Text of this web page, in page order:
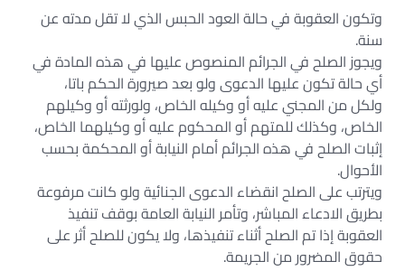
وتكون العقوبة في حالة العود الحبس الذي لا تقل مدته عن
سنة.
ويجوز الصلح في الجرائم المنصوص عليها في هذه المادة في
أي حالة تكون عليها الدعوى ولو بعد صيرورة الحكم باتا،
ولكل من المجني عليه أو وكيله الخاص، ولورثته أو وكيلهم
الخاص، وكذلك للمتهم أو المحكوم عليه أو وكيلهما الخاص،
إثبات الصلح في هذه الجرائم أمام النيابة أو المحكمة بحسب
الأحوال.
ويترتب على الصلح انقضاء الدعوى الجنائية ولو كانت مرفوعة
بطريق الادعاء المباشر، وتأمر النيابة العامة بوقف تنفيذ
العقوبة إذا تم الصلح أثناء تنفيذها، ولا يكون للصلح أثر على
حقوق المضرور من الجريمة.